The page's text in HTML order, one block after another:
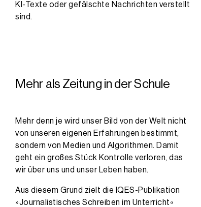
KI-Texte oder gefälschte Nachrichten verstellt
sind.
Mehr als Zeitung in der Schule
Mehr denn je wird unser Bild von der Welt nicht
von unseren eigenen Erfahrungen bestimmt,
sondern von Medien und Algorithmen. Damit
geht ein großes Stück Kontrolle verloren, das
wir über uns und unser Leben haben.
Aus diesem Grund zielt die IQES-Publikation
»Journalistisches Schreiben im Unterricht«